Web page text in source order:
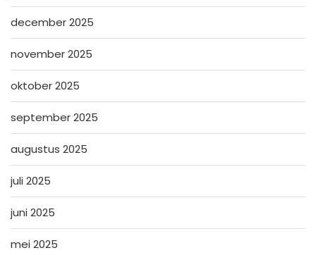
december 2025
november 2025
oktober 2025
september 2025
augustus 2025
juli 2025
juni 2025
mei 2025